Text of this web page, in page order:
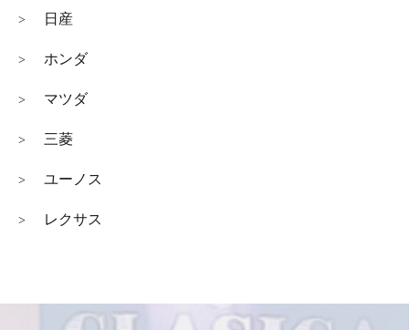
> 日産
> ホンダ
> マツダ
> 三菱
> ユーノス
> レクサス